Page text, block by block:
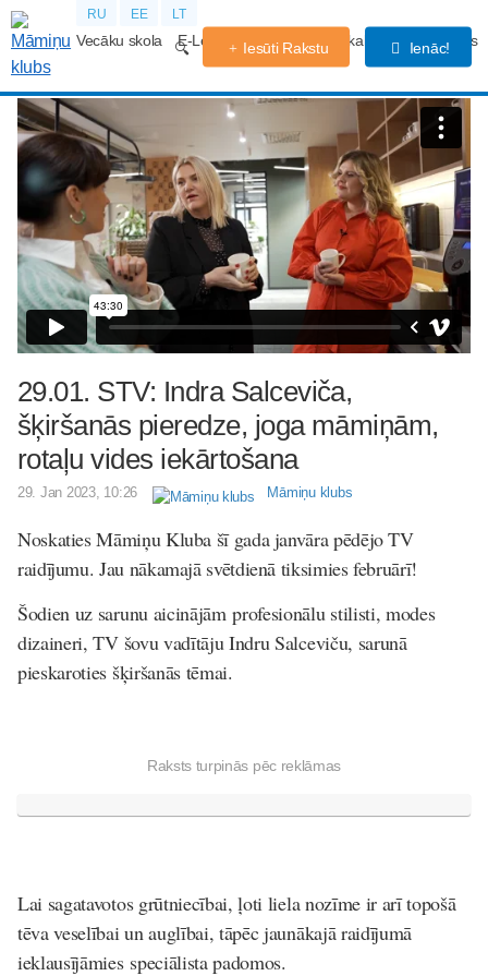
RU EE LT
Vecāku skola E-Lekcijas Grūtniecības kalendārs Forums
Iesūti Rakstu Ienāc!
29.01. STV: Indra Salceviča,
šķiršanās pieredze, joga māmiņām,
rotaļu vides iekārtošana
29. Jan 2023, 10:26 Māmiņu klubs
Noskaties Māmiņu Kluba šī gada janvāra pēdējo TV
raidījumu. Jau nākamajā svētdienā tiksimies februārī!
Šodien uz sarunu aicinājām profesionālu stilisti, modes
dizaineri, TV šovu vadītāju Indru Salceviču, sarunā
pieskaroties šķiršanās tēmai.
Raksts turpinās pēc reklāmas
Lai sagatavotos grūtniecībai, ļoti liela nozīme ir arī topošā
tēva veselībai un auglībai, tāpēc jaunākajā raidījumā
ieklausījāmies speciālista padomos.